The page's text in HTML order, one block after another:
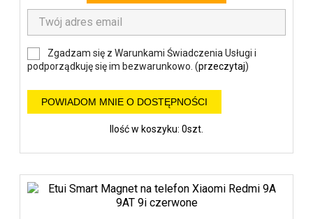
Zgadzam się z Warunkami Świadczenia Usługi i
podporządkuję się im bezwarunkowo. (przeczytaj)
POWIADOM MNIE O DOSTĘPNOŚCI
Ilość w koszyku: 0szt.